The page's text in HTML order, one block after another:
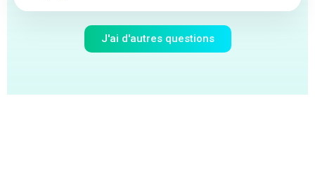
J'ai d'autres questions